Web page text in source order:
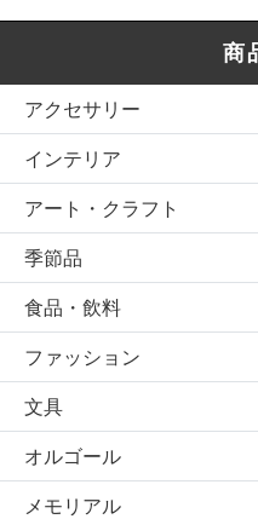
商
アクセサリー
インテリア
アート・クラフト
季節品
食品・飲料
ファッション
文具
オルゴール
メモリアル